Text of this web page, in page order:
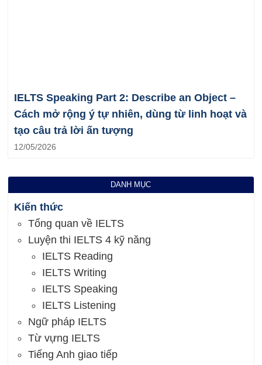
IELTS Speaking Part 2: Describe an Object –
Cách mở rộng ý tự nhiên, dùng từ linh hoạt và
tạo câu trả lời ấn tượng
12/05/2026
DANH MỤC
Kiến thức
Tổng quan về IELTS
Luyện thi IELTS 4 kỹ năng
IELTS Reading
IELTS Writing
IELTS Speaking
IELTS Listening
Ngữ pháp IELTS
Từ vựng IELTS
Tiếng Anh giao tiếp